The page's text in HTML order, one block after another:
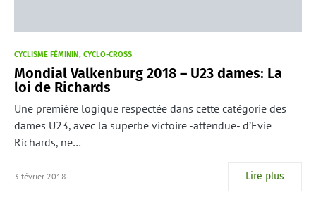
CYCLISME FÉMININ CYCLO-CROSS
Mondial Valkenburg 2018 – U23 dames: La
loi de Richards
Une première logique respectée dans cette catégorie des
dames U23, avec la superbe victoire -attendue- d’Evie
Richards, ne…
3 février 2018 Lire plus